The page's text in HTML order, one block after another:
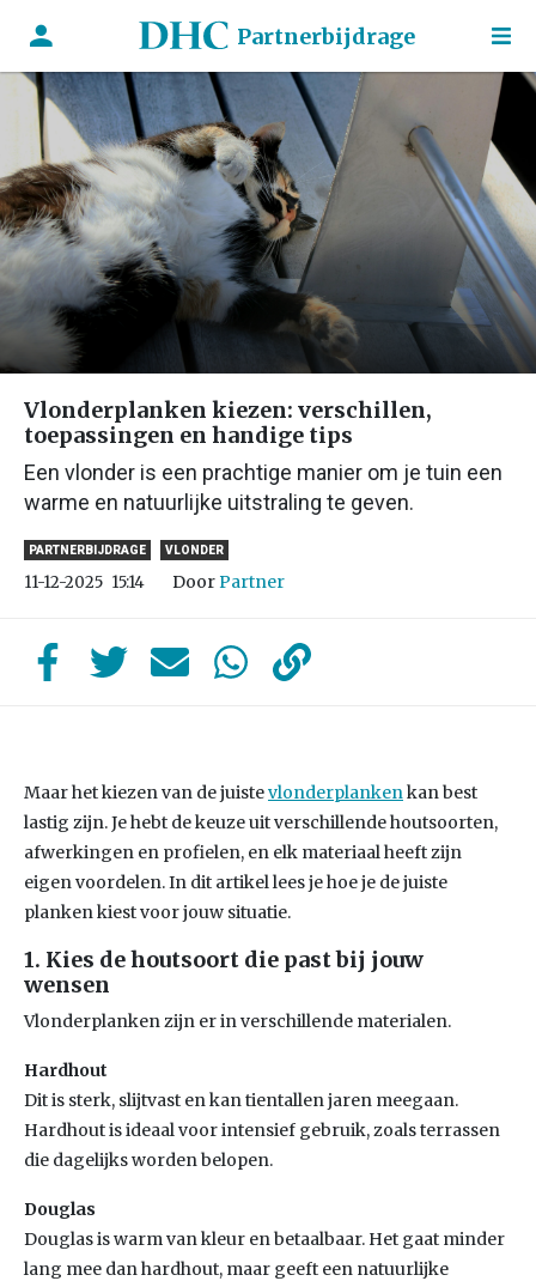
Partnerbijdrage
Vlonderplanken kiezen: verschillen,
toepassingen en handige tips
Een vlonder is een prachtige manier om je tuin een
warme en natuurlijke uitstraling te geven.
PARTNERBIJDRAGE VLONDER
11-12-2025 15:14 DoorPartner
Maar het kiezen van de juistevlonderplankenkan best
lastig zijn. Je hebt de keuze uit verschillende houtsoorten,
afwerkingen en profielen, en elk materiaal heeft zijn
eigen voordelen. In dit artikel lees je hoe je de juiste
planken kiest voor jouw situatie.
1. Kies de houtsoort die past bij jouw
wensen
Vlonderplanken zijn er in verschillende materialen.
Hardhout
Dit is sterk, slijtvast en kan tientallen jaren meegaan.
Hardhout is ideaal voor intensief gebruik, zoals terrassen
die dagelijks worden belopen.
Douglas
Douglas is warm van kleur en betaalbaar. Het gaat minder
lang mee dan hardhout, maar geeft een natuurlijke